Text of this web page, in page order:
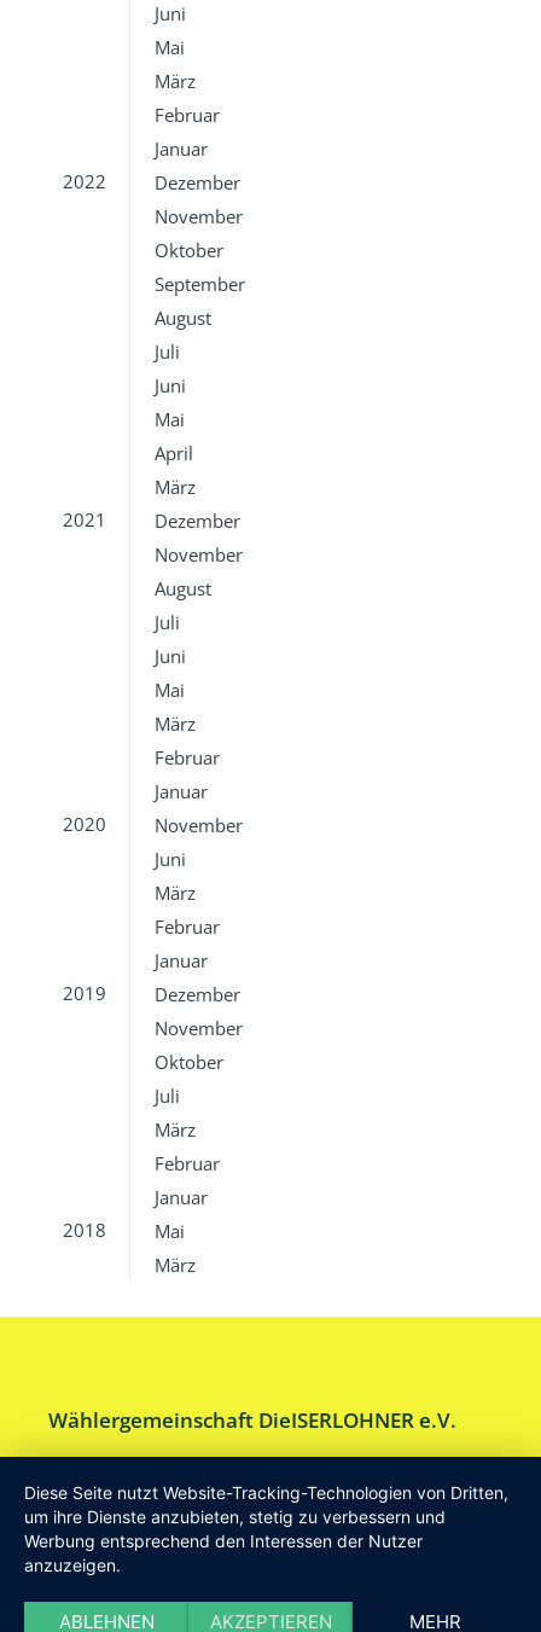
Juni
Mai
März
Februar
Januar
2022
Dezember
November
Oktober
September
August
Juli
Juni
Mai
April
März
2021
Dezember
November
August
Juli
Juni
Mai
März
Februar
Januar
2020
November
Juni
März
Februar
Januar
2019
Dezember
November
Oktober
Juli
März
Februar
Januar
2018
Mai
März
Wählergemeinschaft DieISERLOHNER e.V.
Am Drillenbusch 11 - 58638 Iserlohn
Tel:Geschäftsstelle 02371-9748599
E-Mail:info [at] DieISERLOHNER.de
Website:
Haftung
Datenschutz Satzung Impressum
Diese Seite nutzt Website-Tracking-Technologien von Dritten,
um ihre Dienste anzubieten, stetig zu verbessern und
Werbung entsprechend den Interessen der Nutzer
anzuzeigen.
ABLEHNEN AKZEPTIEREN MEHR